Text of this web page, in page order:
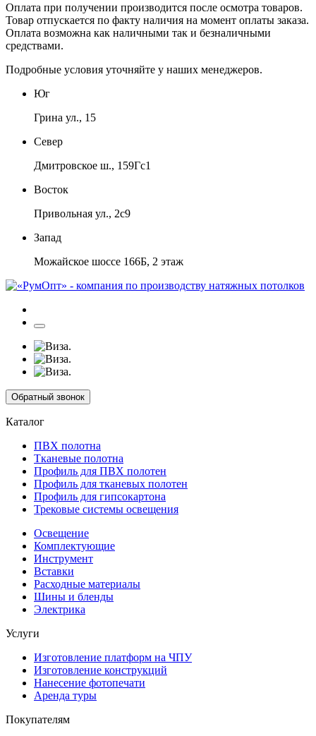
Оплата при получении производится после осмотра товаров.
Товар отпускается по факту наличия на момент оплаты заказа.
Оплата возможна как наличными так и безналичными
средствами.
Подробные условия уточняйте у наших менеджеров.
Юг
Грина ул., 15
Север
Дмитровское ш., 159Гс1
Восток
Привольная ул., 2с9
Запад
Можайское шоссе 166Б, 2 этаж
Обратный звонок
Каталог
ПВХ полотна
Тканевые полотна
Профиль для ПВХ полотен
Профиль для тканевых полотен
Профиль для гипсокартона
Трековые системы освещения
Освещение
Комплектующие
Инструмент
Вставки
Расходные материалы
Шины и бленды
Электрика
Услуги
Изготовление платформ на ЧПУ
Изготовление конструкций
Нанесение фотопечати
Аренда туры
Покупателям